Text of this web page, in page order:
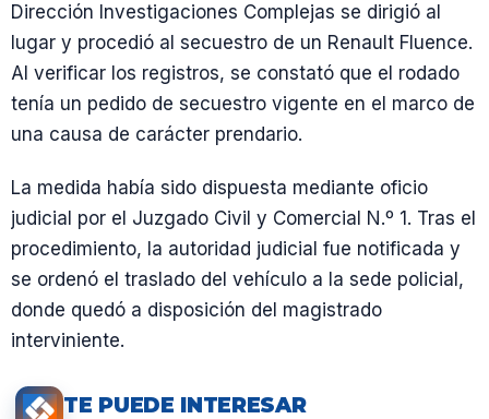
Dirección Investigaciones Complejas se dirigió al
lugar y procedió al secuestro de un Renault Fluence.
Al verificar los registros, se constató que el rodado
tenía un pedido de secuestro vigente en el marco de
una causa de carácter prendario.
La medida había sido dispuesta mediante oficio
judicial por el Juzgado Civil y Comercial N.º 1. Tras el
procedimiento, la autoridad judicial fue notificada y
se ordenó el traslado del vehículo a la sede policial,
donde quedó a disposición del magistrado
interviniente.
TE PUEDE INTERESAR